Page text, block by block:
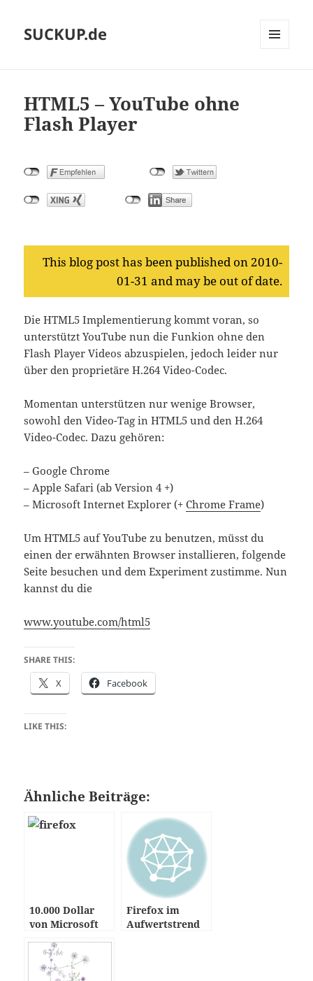
SUCKUP.de
HTML5 – YouTube ohne
Flash Player
This blog post has been published on 2010-
01-31 and may be out of date.
Die HTML5 Implementierung kommt voran, so
unterstützt YouTube nun die Funkion ohne den
Flash Player Videos abzuspielen, jedoch leider nur
über den proprietäre H.264 Video-Codec.
Momentan unterstützen nur wenige Browser,
sowohl den Video-Tag in HTML5 und den H.264
Video-Codec. Dazu gehören:
– Google Chrome
– Apple Safari (ab Version 4 +)
– Microsoft Internet Explorer (+Chrome Frame)
Um HTML5 auf YouTube zu benutzen, müsst du
einen der erwähnten Browser installieren, folgende
Seite besuchen und dem Experiment zustimme. Nun
kannst du die
www.youtube.com/html5
SHARE THIS:
X Facebook
LIKE THIS:
Ähnliche Beiträge:
10.000 Dollar
von Microsoft
Firefox im
Aufwertstrend